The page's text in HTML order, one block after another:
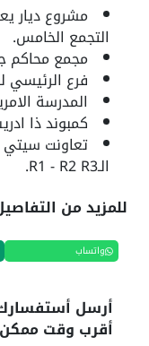
مشروع ديار
التجمع الخامس.
مجمع محاكم
فرع الرئيسي
المدرسة
كمبوند ذا
تعاونت سيتي
الـR1 - R2 R3.
للمزيد من التفاصيل
واتساب
أرسل
أقرب وقت ممكن